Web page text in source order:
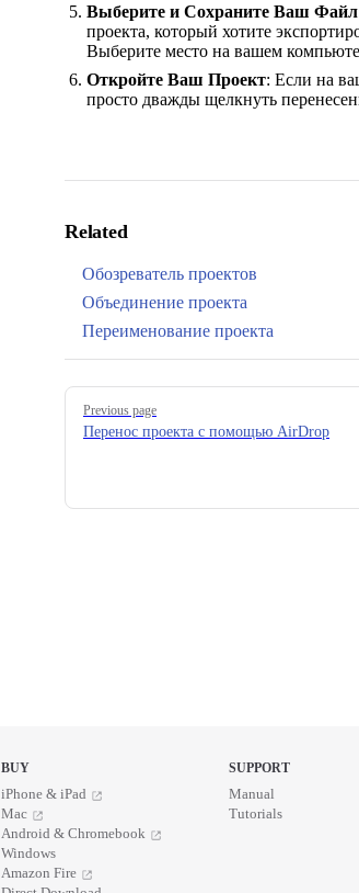
Выберите и Сохраните Ваш Файл
проекта, который хотите
Выберите место на вашем
Откройте Ваш Проект: Если на
просто дважды щелкнуть
Related
Обозреватель проектов
Объединение проекта
Переименование проекта
Pager
Previous page
Перенос проекта с помощью AirDrop
BUY
iPhone & iPad
Mac
Android & Chromebook
Windows
Amazon Fire
SUPPORT
Manual
Tutorials